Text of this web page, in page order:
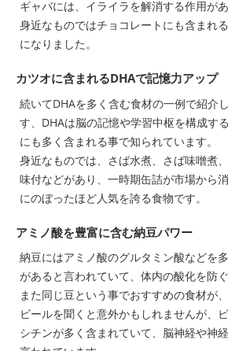
ギャバには、イライラを解消する作用が
身近なものではチョコレートにも含まれ
になりました。
カツオに含まれるDHAで記憶力アップ
続いてDHAを多く含む食材の一例で紹介
す、DHAは脳の記憶や学習中枢を構成す
にも多く含まれる事で知られています。
身近なものでは、さば水煮、さば味噌煮
味付などがあり、一時期缶詰が市場から
にのぼったほど人気を誇る食物です。
アミノ酸を豊富に含む納豆パワー
納豆にはアミノ酸のグルタミン酸などを
があると言われていて、体内の酸化を防
また同じ豆という事でおすすめの食材が
ビールを聞くと意外かもしれませんが、
シチンが多く含まれていて、脳神経や神